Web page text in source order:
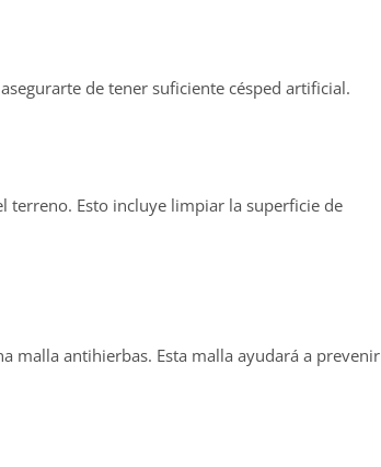
de tener suficiente césped artificial.
terreno. Esto incluye limpiar la superficie de
malla antihierbas. Esta malla ayudará a prevenir